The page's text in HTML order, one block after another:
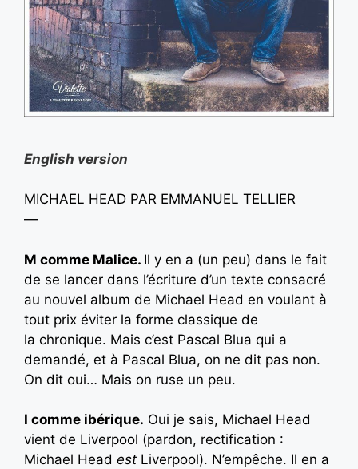
English version
MICHAEL HEAD PAR EMMANUEL TELLIER
—
M comme Malice. Il y en a (un peu) dans le fait
de se lancer dans l’écriture d’un texte consacré
au nouvel album de Michael Head en voulant à
tout prix éviter la forme classique de
la chronique. Mais c’est Pascal Blua qui a
demandé, et à Pascal Blua, on ne dit pas non.
On dit oui… Mais on ruse un peu.
I comme ibérique. Oui je sais, Michael Head
vient de Liverpool (pardon, rectification :
Michael Head est Liverpool). N’empêche. Il en a